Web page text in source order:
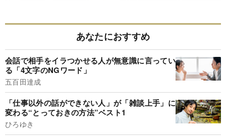
あなたにおすすめ
会話で相手をイラつかせる人が無意識に言ってい
る「4文字のNGワード」
五百田達成
「仕事以外の話ができない人」が「雑談上手」に
変わる“とっておきの方法”ベスト1
ひろゆき